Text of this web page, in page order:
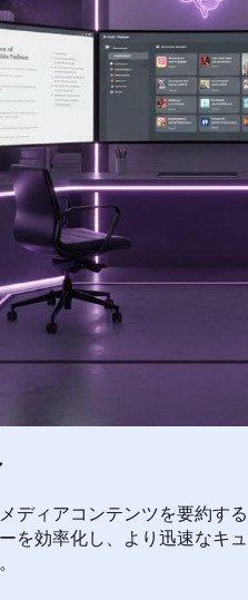
ディアコンテンツを要約する
を効率化し、より迅速なキュ